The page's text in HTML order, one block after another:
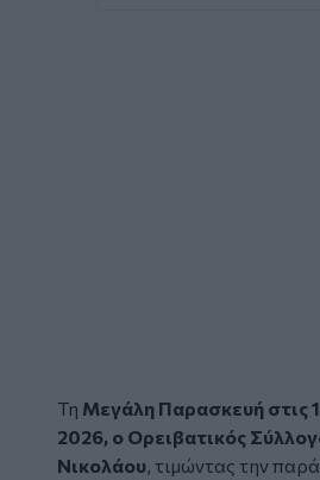
Τη Μεγάλη Παρασκευή στις
2026, ο Ορειβατικός
Νικολάου, τιμώντας την